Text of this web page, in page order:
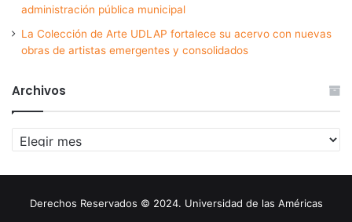
administración pública municipal
La Colección de Arte UDLAP fortalece su acervo con nuevas
obras de artistas emergentes y consolidados
Archivos
Archivos
Derechos Reservados © 2024. Universidad de las Américas